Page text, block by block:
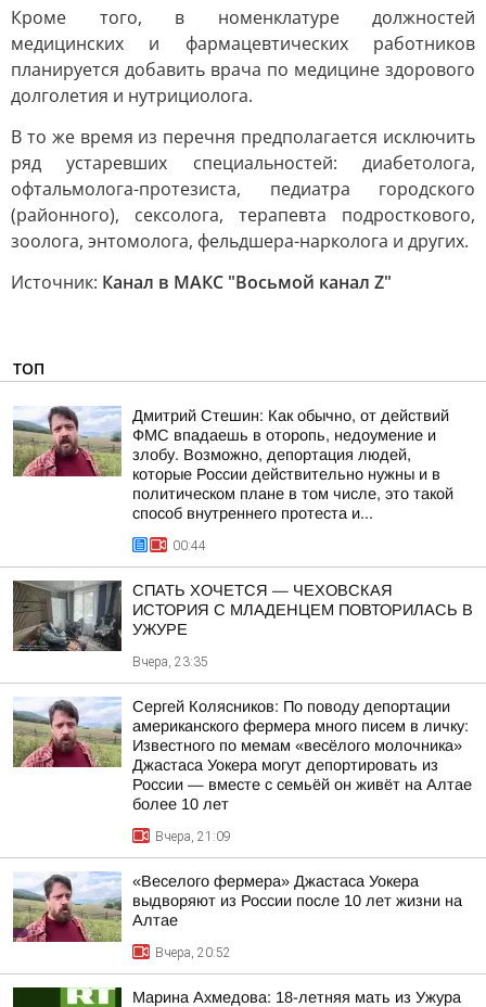
Кроме того, в номенклатуре должностей
медицинских и фармацевтических работников
планируется добавить врача по медицине здорового
долголетия и нутрициолога.
В то же время из перечня предполагается исключить
ряд устаревших специальностей: диабетолога,
офтальмолога-протезиста, педиатра городского
(районного), сексолога, терапевта подросткового,
зоолога, энтомолога, фельдшера-нарколога и других.
Источник: Канал в МАКС "Восьмой канал Z"
ТОП
Дмитрий Стешин: Как обычно, от действий
ФМС впадаешь в оторопь, недоумение и
злобу. Возможно, депортация людей,
которые России действительно нужны и в
политическом плане в том числе, это такой
способ внутреннего протеста и...
00:44
СПАТЬ ХОЧЕТСЯ — ЧЕХОВСКАЯ
ИСТОРИЯ С МЛАДЕНЦЕМ ПОВТОРИЛАСЬ В
УЖУРЕ
Вчера, 23:35
Сергей Колясников: По поводу депортации
американского фермера много писем в личку:
Известного по мемам «весёлого молочника»
Джастаса Уокера могут депортировать из
России — вместе с семьёй он живёт на Алтае
более 10 лет
Вчера, 21:09
«Веселого фермера» Джастаса Уокера
выдворяют из России после 10 лет жизни на
Алтае
Вчера, 20:52
Марина Ахмедова: 18-летняя мать из Ужура